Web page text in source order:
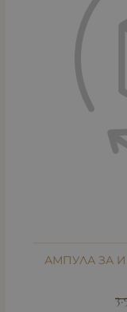
АМПУЛА ЗА